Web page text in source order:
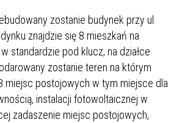
zostanie budynek przy ul.
znajdzie się 8 mieszkań na
standardzie pod klucz, na działce
zostanie teren na którym
miejsc postojowych w tym miejsce dla
instalacji fotowoltaicznej w
zadaszenie miejsc postojowych,